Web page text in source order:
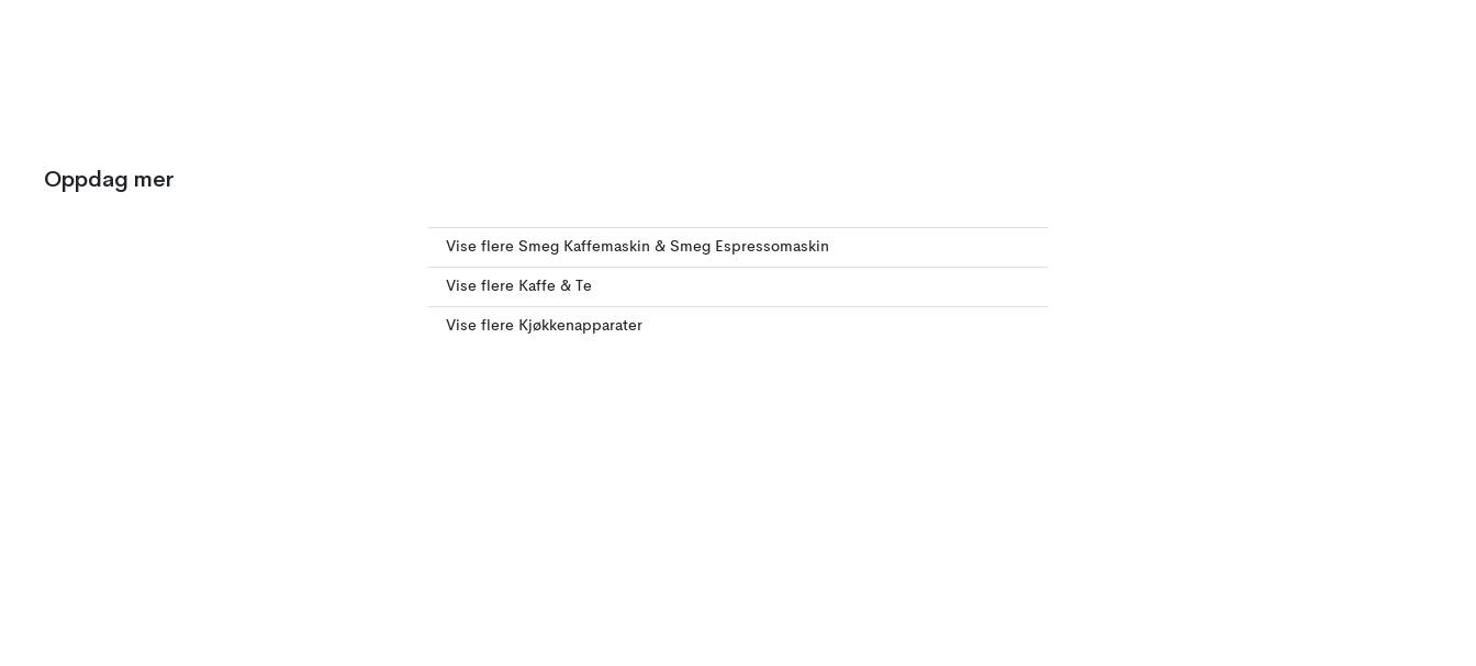
Oppdag mer
Vise flere Smeg Kaffemaskin & Smeg Espressomaskin
Vise flere Kaffe & Te
Vise flere Kjøkkenapparater